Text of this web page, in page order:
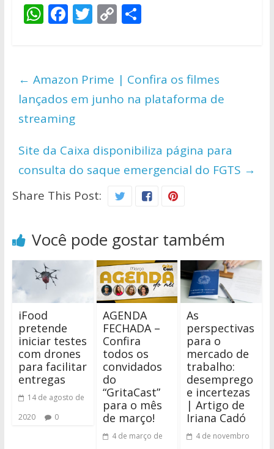
W
s
A
p
p
F
b
o
o
k
T
er
C
y
Li
n
S
e
← Amazon Prime | Confira os filmes
lançados em junho na plataforma de
streaming
Site da Caixa disponibiliza página para
consulta do saque emergencial do FGTS →
Share This Post:
Você pode gostar também
iFood
pretende
iniciar testes
com drones
para facilitar
entregas
14 de agosto de
2020
0
AGENDA
FECHADA –
Confira
todos os
convidados
do
“GritaCast”
para o mês
de março!
4 de março de
As
perspectivas
para o
mercado de
trabalho:
desemprego
e incertezas
| Artigo de
Iriana Cadó
4 de novembro